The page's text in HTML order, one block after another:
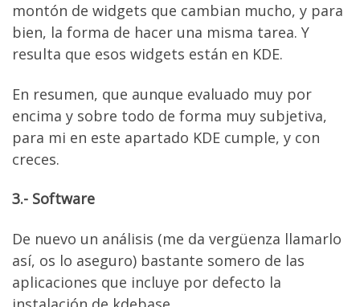
montón de widgets que cambian mucho, y para
bien, la forma de hacer una misma tarea. Y
resulta que esos widgets están en KDE.
En resumen, que aunque evaluado muy por
encima y sobre todo de forma muy subjetiva,
para mi en este apartado KDE cumple, y con
creces.
3.- Software
De nuevo un análisis (me da vergüenza llamarlo
así, os lo aseguro) bastante somero de las
aplicaciones que incluye por defecto la